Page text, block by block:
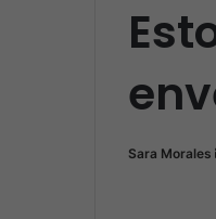
Sara Morales